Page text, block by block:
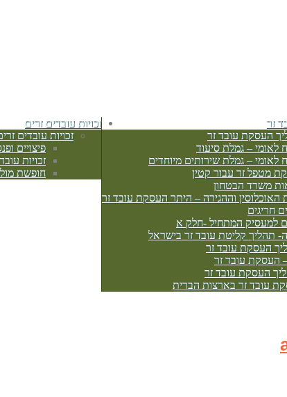
זר
העסקת עובד זר
לאומי – גמלת סיעוד
לאומי – גמלת שירותים מיוחדים
מטפל זר עבור קטין
משרד הבטחון
האוכלוסין וההגירה – היתר העסקת עובד זר
חריגים
למעסיק המתחיל -חלק א
תהליך קליטת עובד זר בישראל
העסקת עובד זר
העסקת עובד זר
העסקת עובד זר
עובד זר בארצות הברית
זכויות עובדים זרים
זכויות עובדים
פיצויים
זכויות
חופשת